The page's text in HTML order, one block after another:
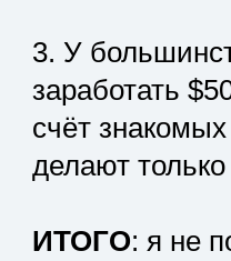
3. У
заработать
счёт
делают
ИТОГО: я не